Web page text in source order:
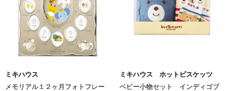
ミキハウス
メモリアル１２ヶ月フォトフレー
ミキハウス ホットビスケッツ
ベビー小物セット インディゴブ